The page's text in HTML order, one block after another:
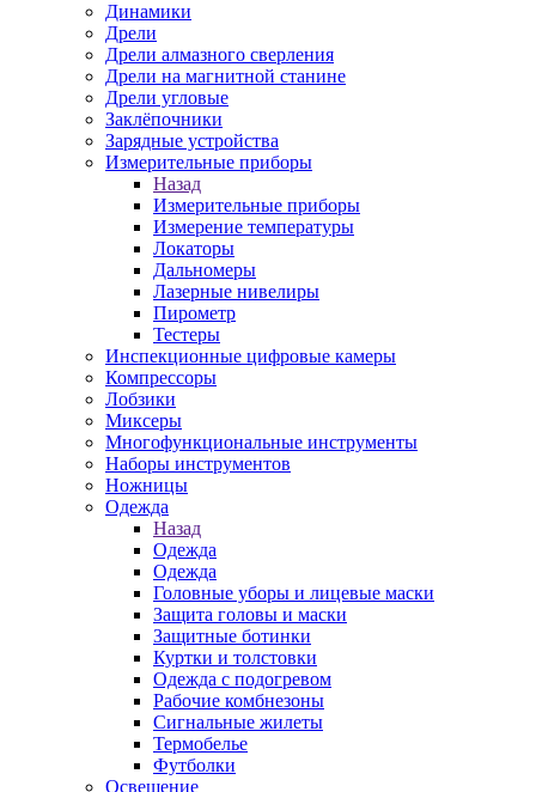
Динамики
Дрели
Дрели алмазного сверления
Дрели на магнитной станине
Дрели угловые
Заклёпочники
Зарядные устройства
Измерительные приборы
Назад
Измерительные приборы
Измерение температуры
Локаторы
Дальномеры
Лазерные нивелиры
Пирометр
Тестеры
Инспекционные цифровые камеры
Компрессоры
Лобзики
Миксеры
Многофункциональные инструменты
Наборы инструментов
Ножницы
Одежда
Назад
Одежда
Одежда
Головные уборы и лицевые маски
Защита головы и маски
Защитные ботинки
Куртки и толстовки
Одежда с подогревом
Рабочие комбнезоны
Сигнальные жилеты
Термобелье
Футболки
Освещение